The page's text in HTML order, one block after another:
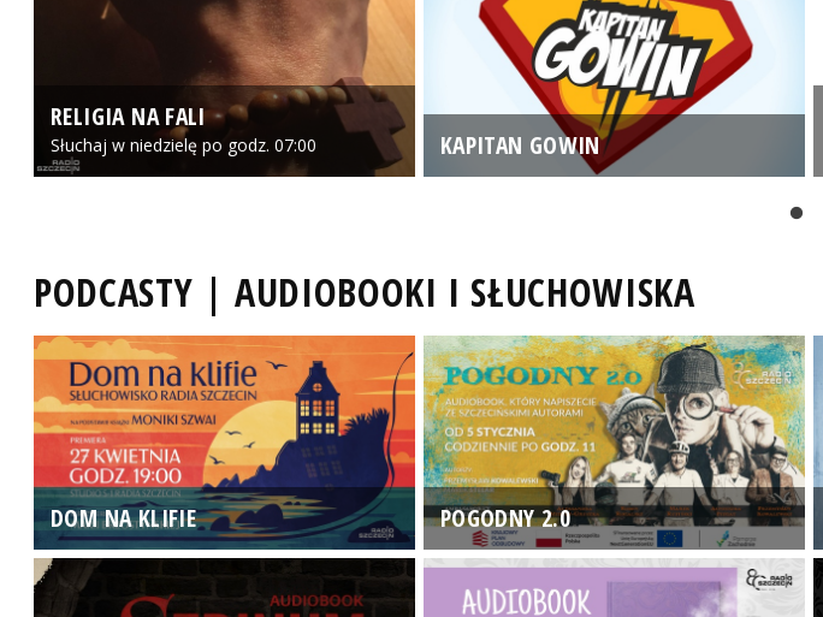
RELIGIA NA FALI
Słuchaj w niedzielę po godz. 07:00 KAPITAN GOWIN
PODCASTY | AUDIOBOOKI I SŁUCHOWISKA
DOM NA KLIFIE POGODNY 2.0